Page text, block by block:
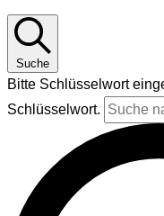
Suche
Bitte Schlüsselwort
Schlüsselwort.